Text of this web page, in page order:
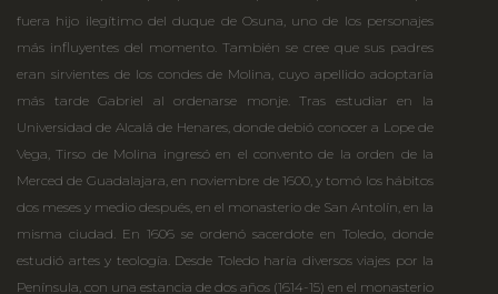
fuera hijo ilegítimo del duque de Osuna, uno de los personajes
más influyentes del momento. También se cree que sus padres
eran sirvientes de los condes de Molina, cuyo apellido adoptaría
más tarde Gabriel al ordenarse monje. Tras estudiar en la
Universidad de Alcalá de Henares, donde debió conocer a Lope de
Vega, Tirso de Molina ingresó en el convento de la orden de la
Merced de Guadalajara, en noviembre de 1600, y tomó los hábitos
dos meses y medio después, en el monasterio de San Antolín, en la
misma ciudad. En 1606 se ordenó sacerdote en Toledo, donde
estudió artes y teología. Desde Toledo haría diversos viajes por la
Península, con una estancia de dos años (1614-15) en el monasterio